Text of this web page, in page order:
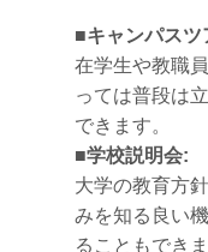
■キャンパスツ
在学生や教職
っては普段は
できます。
■学校説明会:
大学の教育方
みを知る良い
ることもできま